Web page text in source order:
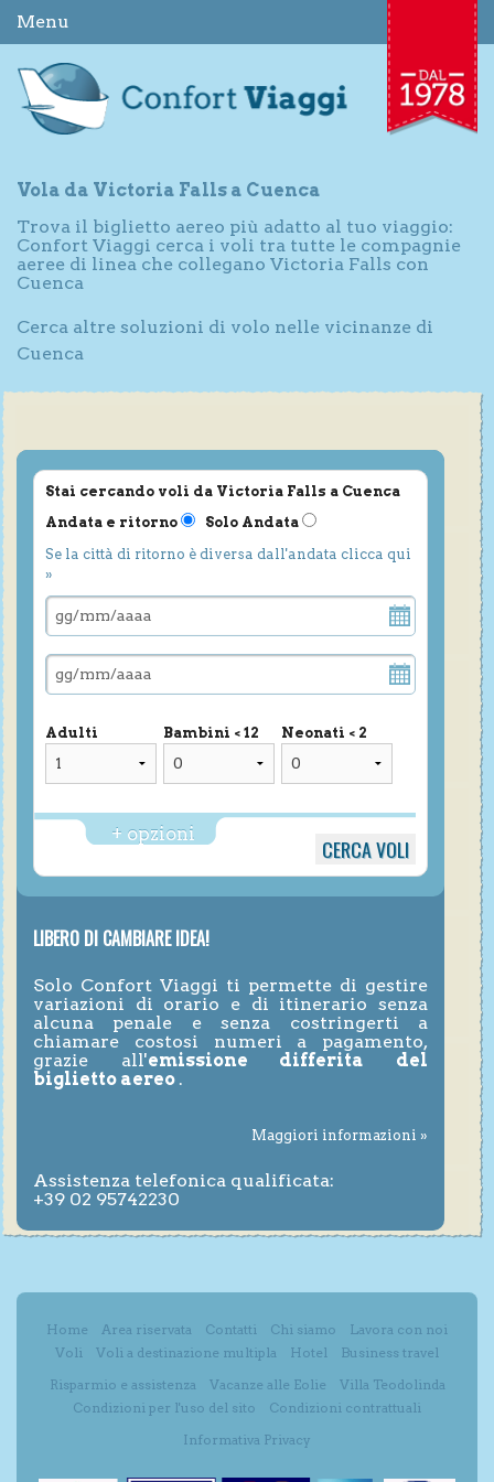
Menu
Vola da Victoria Falls a Cuenca
Trova il biglietto aereo più adatto al tuo viaggio:
Confort Viaggi cerca i voli tra tutte le compagnie
aeree di linea che collegano Victoria Falls con
Cuenca
Cerca altre soluzioni di volo nelle vicinanze di
Cuenca
Stai cercando voli da Victoria Falls a Cuenca
Andata e ritorno
Solo Andata
Se la città di ritorno è diversa dall'andata clicca qui
»
Adulti Bambini < 12 Neonati < 2
+ opzioni
LIBERO DI CAMBIARE IDEA!
Solo Confort Viaggi ti permette di gestire
variazioni di orario e di itinerario senza
alcuna penale e senza costringerti a
chiamare costosi numeri a pagamento,
grazie all'emissione differita del
biglietto aereo .
Maggiori informazioni »
Assistenza telefonica qualificata:
+39 02 95742230
Home Area riservata Contatti Chi siamo
Lavora con noi
Voli
Voli a destinazione multipla Hotel
Business travel
Risparmio e assistenza
Vacanze alle Eolie
Villa Teodolinda
Condizioni per l'uso del sito
Condizioni contrattuali
Informativa Privacy